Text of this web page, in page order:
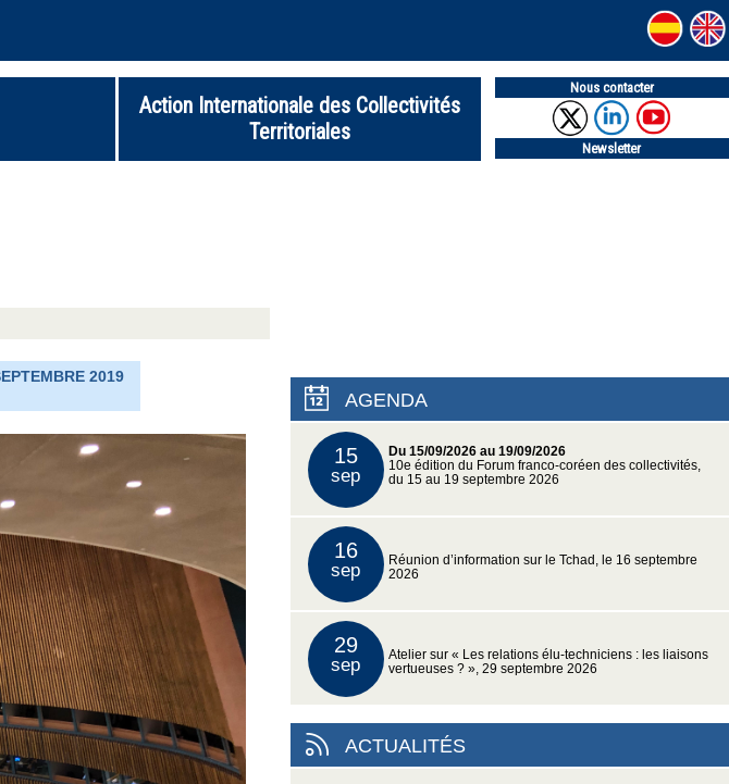
Action Internationale des Collectivités
Territoriales
Nous contacter
Newsletter
2019
AGENDA
15
sep
Du 15/09/2026 au 19/09/2026
10e édition du Forum franco-coréen des collectivités,
du 15 au 19 septembre 2026
16
sep
Réunion d’information sur le Tchad, le 16 septembre
2026
29
sep
Atelier sur « Les relations élu-techniciens : les liaisons
vertueuses ? », 29 septembre 2026
ACTUALITÉS